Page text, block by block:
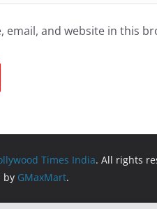
email, and website in this
Times India. All rights
by GMaxMart.